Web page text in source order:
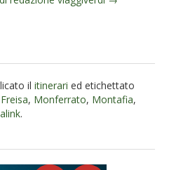
il itinerari ed etichettato
Freisa, Monferrato, Montafia,
.